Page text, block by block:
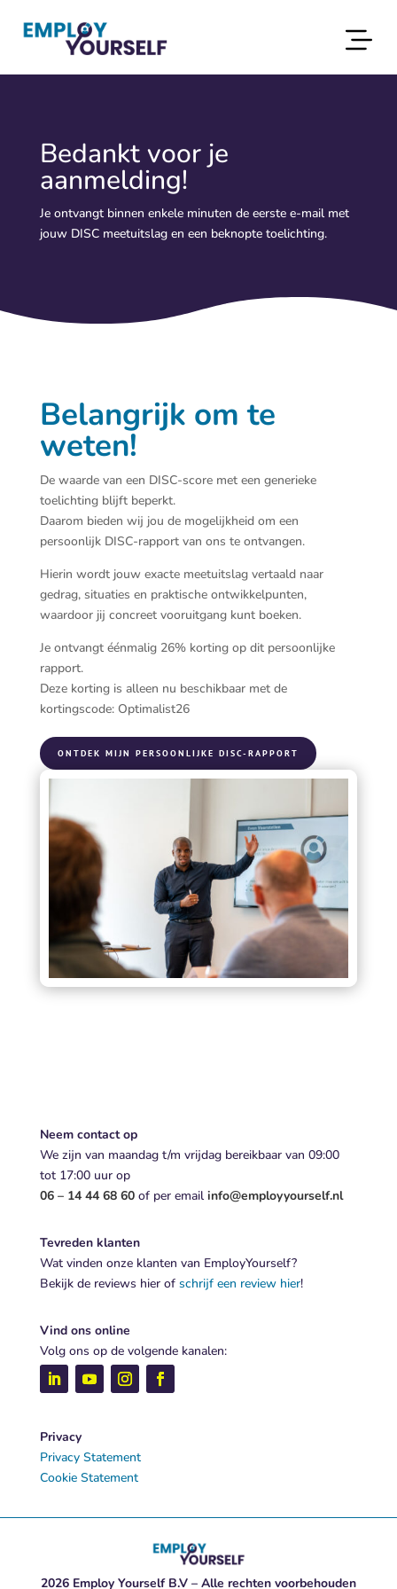
Bedankt voor je
aanmelding!
Je ontvangt binnen enkele minuten de eerste e-mail met
jouw DISC meetuitslag en een beknopte toelichting.
Belangrijk om te
weten!
De waarde van een DISC-score met een generieke
toelichting blijft beperkt.
Daarom bieden wij jou de mogelijkheid om een
persoonlijk DISC-rapport van ons te ontvangen.
Hierin wordt jouw exacte meetuitslag vertaald naar
gedrag, situaties en praktische ontwikkelpunten,
waardoor jij concreet vooruitgang kunt boeken.
Je ontvangt éénmalig 26% korting op dit persoonlijke
rapport.
Deze korting is alleen nu beschikbaar met de
kortingscode: Optimalist26
ONTDEK MIJN PERSOONLIJKE DISC-RAPPORT
Neem contact op
We zijn van maandag t/m vrijdag bereikbaar van 09:00
tot 17:00 uur op
06 – 14 44 68 60 of per email info@employyourself.nl
Tevreden klanten
Wat vinden onze klanten van EmployYourself?
Bekijk de reviews hier of schrijf een review hier!
Vind ons online
Volg ons op de volgende kanalen:
Privacy
Privacy Statement
Cookie Statement
2026 Employ Yourself B.V – Alle rechten voorbehouden